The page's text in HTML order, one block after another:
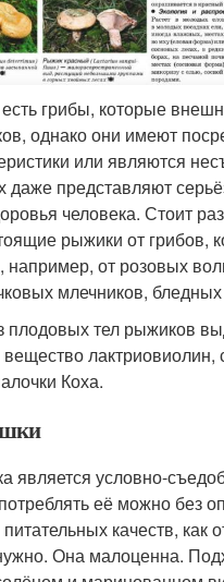
грибы, которые
однако они имеют
или являются
даже представляют
человека. Стоит
рыжики от грибов,
например, от розовых
млечников, бледных
плодовых тел рыжиков
вещество лактриовиолин,
Коха.
является условно-
её можно без
качеств, как
Она малоценна.